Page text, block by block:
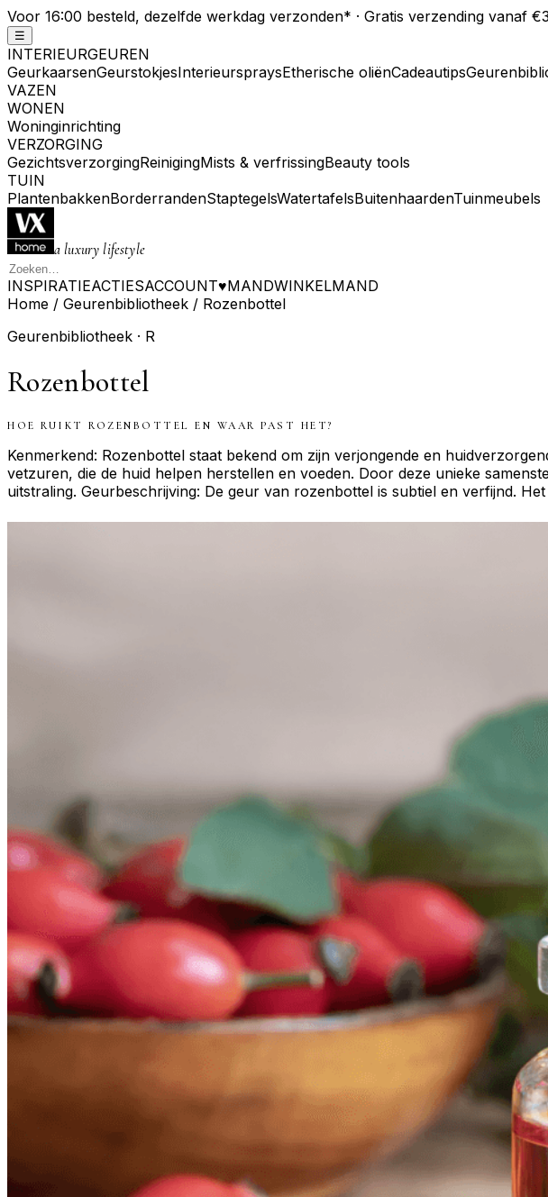
Voor 16:00 besteld, dezelfde werkdag verzonden* · Gratis verzending vanaf
☰
INTERIEURGEUREN
GeurkaarsenGeurstokjesInterieurspraysEtherische oliënCadeautips
VAZEN
WONEN
Woninginrichting
VERZORGING
GezichtsverzorgingReinigingMists & verfrissingBeauty tools
TUIN
PlantenbakkenBorderrandenStaptegelsWatertafelsBuitenhaardenTuinmeubels
a luxury lifestyle
INSPIRATIEACTIESACCOUNT♥MANDWINKELMAND
Home / Geurenbibliotheek / Rozenbottel
Geurenbibliotheek · R
Rozenbottel
HOE RUIKT ROZENBOTTEL EN WAAR PAST HET?
Kenmerkend: Rozenbottel staat bekend om zijn verjongende en
vetzuren, die de huid helpen herstellen en voeden. Door deze unieke
uitstraling. Geurbeschrijving: De geur van rozenbottel is subtiel en verfijnd.